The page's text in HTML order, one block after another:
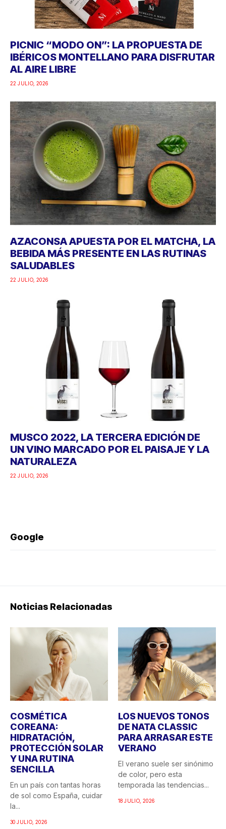
PICNIC “MODO ON”: LA PROPUESTA DE
IBÉRICOS MONTELLANO PARA DISFRUTAR
AL AIRE LIBRE
22 JULIO, 2026
AZACONSA APUESTA POR EL MATCHA, LA
BEBIDA MÁS PRESENTE EN LAS RUTINAS
SALUDABLES
22 JULIO, 2026
MUSCO 2022, LA TERCERA EDICIÓN DE
UN VINO MARCADO POR EL PAISAJE Y LA
NATURALEZA
22 JULIO, 2026
Google
Noticias Relacionadas
COSMÉTICA
COREANA:
HIDRATACIÓN,
PROTECCIÓN SOLAR
Y UNA RUTINA
SENCILLA
En un país con tantas horas
de sol como España, cuidar
la...
30 JULIO, 2026
LOS NUEVOS TONOS
DE NATA CLASSIC
PARA ARRASAR ESTE
VERANO
El verano suele ser sinónimo
de color, pero esta
temporada las tendencias...
18 JULIO, 2026